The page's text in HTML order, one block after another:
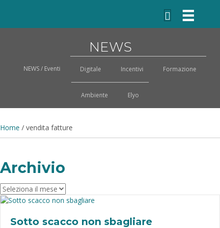
NEWS
NEWS / Eventi Digitale Incentivi Formazione
Ambiente Elyo
Home / vendita fatture
Archivio
Archivio
Sotto scacco non sbagliare